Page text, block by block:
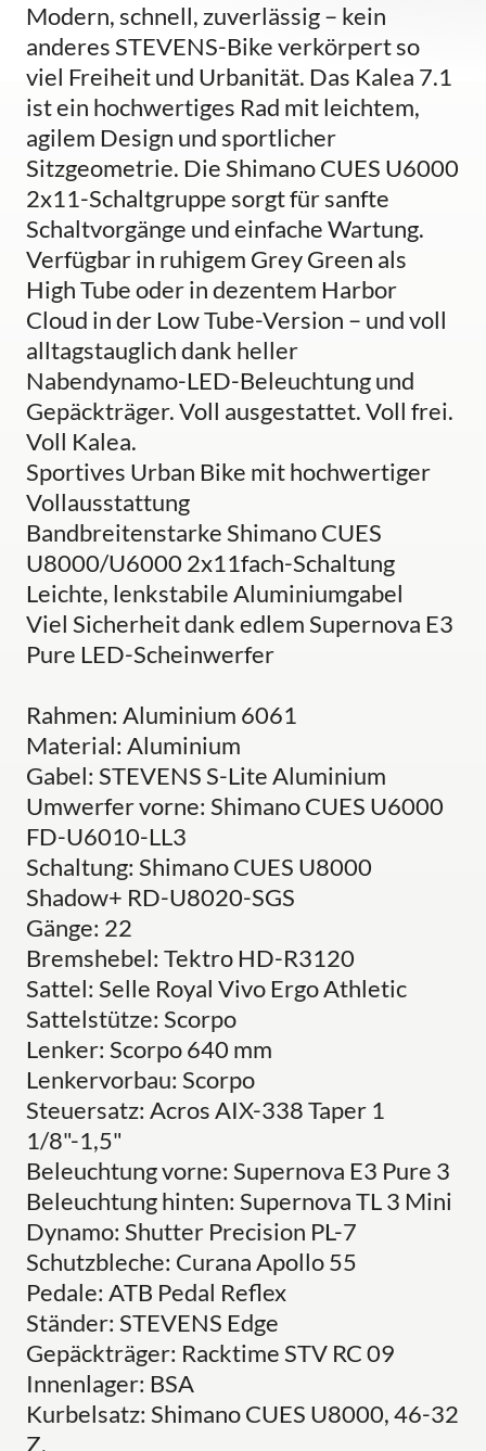
Modern, schnell, zuverlässig – kein
anderes STEVENS-Bike verkörpert so
viel Freiheit und Urbanität. Das Kalea 7.1
ist ein hochwertiges Rad mit leichtem,
agilem Design und sportlicher
Sitzgeometrie. Die Shimano CUES U6000
2x11-Schaltgruppe sorgt für sanfte
Schaltvorgänge und einfache Wartung.
Verfügbar in ruhigem Grey Green als
High Tube oder in dezentem Harbor
Cloud in der Low Tube-Version – und voll
alltagstauglich dank heller
Nabendynamo-LED-Beleuchtung und
Gepäckträger. Voll ausgestattet. Voll frei.
Voll Kalea.
Sportives Urban Bike mit hochwertiger
Vollausstattung
Bandbreitenstarke Shimano CUES
U8000/U6000 2x11fach-Schaltung
Leichte, lenkstabile Aluminiumgabel
Viel Sicherheit dank edlem Supernova E3
Pure LED-Scheinwerfer
Rahmen: Aluminium 6061
Material: Aluminium
Gabel: STEVENS S-Lite Aluminium
Umwerfer vorne: Shimano CUES U6000
FD-U6010-LL3
Schaltung: Shimano CUES U8000
Shadow+ RD-U8020-SGS
Gänge: 22
Bremshebel: Tektro HD-R3120
Sattel: Selle Royal Vivo Ergo Athletic
Sattelstütze: Scorpo
Lenker: Scorpo 640 mm
Lenkervorbau: Scorpo
Steuersatz: Acros AIX-338 Taper 1
1/8"-1,5"
Beleuchtung vorne: Supernova E3 Pure 3
Beleuchtung hinten: Supernova TL 3 Mini
Dynamo: Shutter Precision PL-7
Schutzbleche: Curana Apollo 55
Pedale: ATB Pedal Reflex
Ständer: STEVENS Edge
Gepäckträger: Racktime STV RC 09
Innenlager: BSA
Kurbelsatz: Shimano CUES U8000, 46-32
Z.